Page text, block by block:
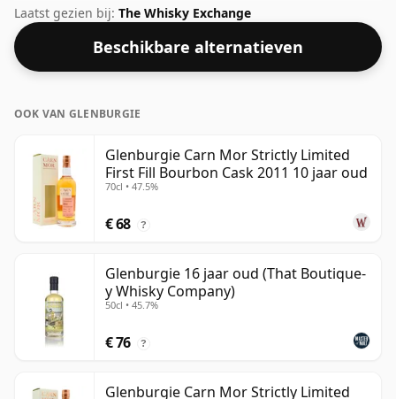
Speyside. Deze whisky komt in een fles van 75cl en is
gebotteld op een sterkte van 40%.
Laatst gezien bij: The Whisky Exchange
Beschikbare alternatieven
OOK VAN GLENBURGIE
Glenburgie Carn Mor Strictly Limited
First Fill Bourbon Cask 2011 10 jaar oud
70cl • 47.5%
€ 68 ?
Glenburgie 16 jaar oud (That Boutique-
y Whisky Company)
50cl • 45.7%
€ 76 ?
Glenburgie Carn Mor Strictly Limited